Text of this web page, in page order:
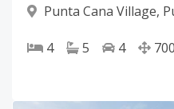
Punta Cana Village,
4 5 4 700